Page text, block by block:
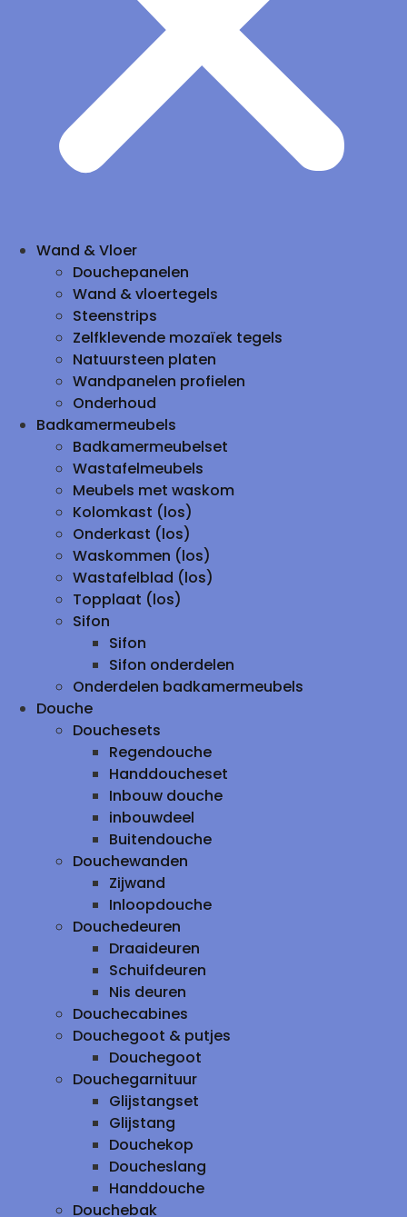
Wand & Vloer
Douchepanelen
Wand & vloertegels
Steenstrips
Zelfklevende mozaïek tegels
Natuursteen platen
Wandpanelen profielen
Onderhoud
Badkamermeubels
Badkamermeubelset
Wastafelmeubels
Meubels met waskom
Kolomkast (los)
Onderkast (los)
Waskommen (los)
Wastafelblad (los)
Topplaat (los)
Sifon
Sifon
Sifon onderdelen
Onderdelen badkamermeubels
Douche
Douchesets
Regendouche
Handdoucheset
Inbouw douche
inbouwdeel
Buitendouche
Douchewanden
Zijwand
Inloopdouche
Douchedeuren
Draaideuren
Schuifdeuren
Nis deuren
Douchecabines
Douchegoot & putjes
Douchegoot
Douchegarnituur
Glijstangset
Glijstang
Douchekop
Doucheslang
Handdouche
Douchebak